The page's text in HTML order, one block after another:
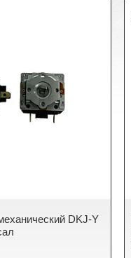
DKJ-Y